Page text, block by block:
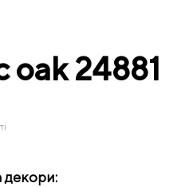
oak 24881
декори: